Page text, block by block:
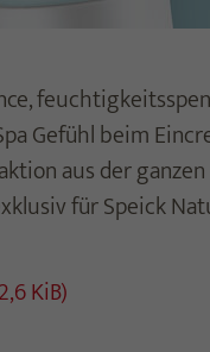
Gefühl beim
aus der
für Speick
KiB)